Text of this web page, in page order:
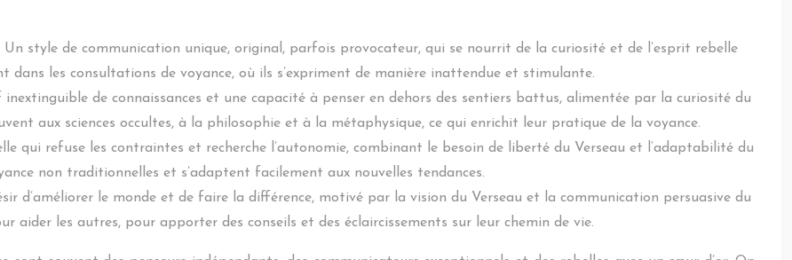
Un style de communication unique, original, parfois provocateur, qui se nourrit de la curiosité et de l’esprit rebelle
dans les consultations de voyance, où ils s’expriment de manière inattendue et stimulante.
inextinguible de connaissances et une capacité à penser en dehors des sentiers battus, alimentée par la curiosité du
aux sciences occultes, à la philosophie et à la métaphysique, ce qui enrichit leur pratique de la voyance.
qui refuse les contraintes et recherche l’autonomie, combinant le besoin de liberté du Verseau et l’adaptabilité du
non traditionnelles et s’adaptent facilement aux nouvelles tendances.
d’améliorer le monde et de faire la différence, motivé par la vision du Verseau et la communication persuasive du
aider les autres, pour apporter des conseils et des éclaircissements sur leur chemin de vie.